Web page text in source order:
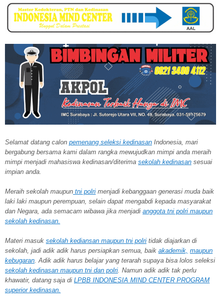
Selamat datang calon pemenang seleksi kedinasan Indonesia, mari
bergabung bersama kami dalam rangka mewujudkan mimpi anda meraih
mimpi menjadi mahasiswa kedinasan/diterima sekolah kedinasan sesuai
impian anda.
Meraih sekolah maupun tni polri menjadi kebanggaan generasi muda baik
laki laki maupun perempuan, selain dapat mengabdi kepada masyarakat
dan Negara, ada semacam wibawa jika menjadi anggota tni polri maupun
sekolah kedinasan.
Materi masuk sekolah kediansan maupun tni polri tidak diajarkan di
sekolah, jadi adik adik harus persiapkan semua, baik akademik, maupun
kebugaran . Adik adik harus belajar yang terarah supaya bisa lolos seleksi
sekolah kedinasan maupun tni dan polri . Namun adik adik tak perlu
khawatir, datang saja di LPBB INDONESIA MIND CENTER PROGRAM
superior kedinasan.